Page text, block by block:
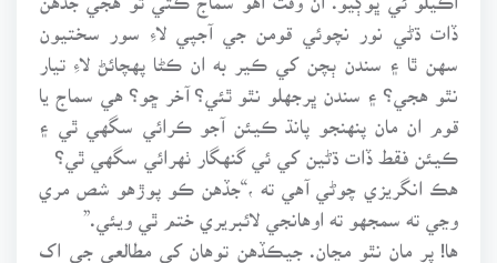
ڏات ڌڻي نور نچوئي قومن جي آجپي لاءِ سور سختيون
سهن ٿا ۽ سندن ٻچن کي ڪير به ان ڪڻا پهچائڻ لاءِ تيار
نٿو هجي؟ ۽ سندن ڀرجهلو نٿو ٿئي؟ آخر ڇو؟ هي سماج يا
قوم ان مان پنهنجو پانڌ ڪيئن آجو ڪرائي سگهي ٿي ۽
ڪيئن فقط ڏات ڌڻين کي ئي گنهگار ٺهرائي سگهي ٿي؟
هڪ انگريزي چوڻي آهي ته ،“جڏهن ڪو پوڙهو شص مري
وڃي ته سمجهو ته اوهانجي لائبريري ختم ٿي ويئي.”
ها! پر مان نٿو مڃان. جيڪڏهن توهان کي مطالعي جي اک